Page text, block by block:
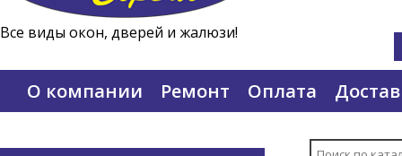
Все виды окон, дверей и жалюзи!
О компании Ремонт Оплата